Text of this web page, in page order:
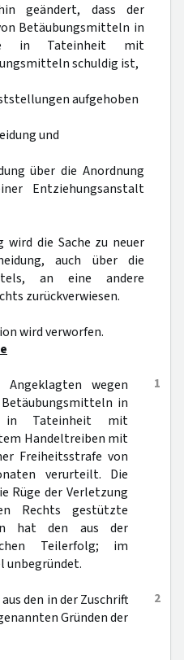
geändert, dass der
Betäubungsmitteln in
in Tateinheit mit
schuldig ist,
aufgehoben
und
über die Anordnung
Entziehungsanstalt
wird die Sache zu neuer
auch über die
an eine andere
zurückverwiesen.
wird verworfen.
1
wegen
in
in Tateinheit mit
Handeltreiben mit
Freiheitsstrafe von
verurteilt. Die
Rüge der Verletzung
Rechts gestützte
hat den aus der
Teilerfolg; im
unbegründet.
2
den in der Zuschrift
Gründen der